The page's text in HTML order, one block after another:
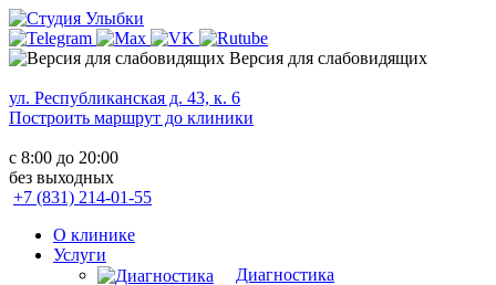
Версия для слабовидящих
ул. Республиканская д. 43, к. 6
Построить маршрут до клиники
с 8:00 до 20:00
без выходных
+7 (831) 214-01-55
О клинике
Услуги
Диагностика